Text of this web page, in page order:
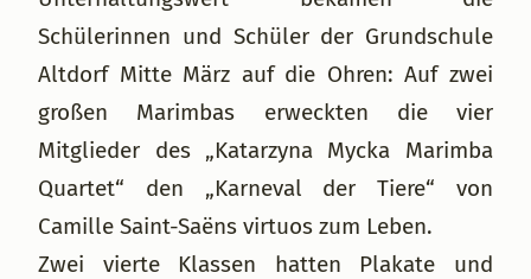
Schülerinnen und Schüler der Grundschule
Altdorf Mitte März auf die Ohren: Auf zwei
großen Marimbas erweckten die vier
Mitglieder des „Katarzyna Mycka Marimba
Quartet“ den „Karneval der Tiere“ von
Camille Saint-Saëns virtuos zum Leben.
Zwei vierte Klassen hatten Plakate und